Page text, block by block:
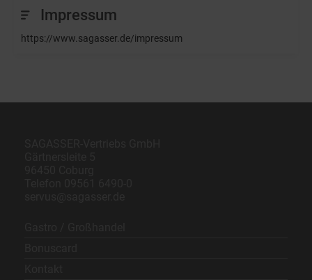
Impressum
https://www.sagasser.de/impressum